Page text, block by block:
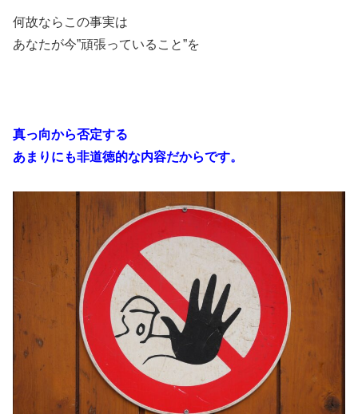
何故ならこの事実は
あなたが今”頑張っていること”を
真っ向から否定する
あまりにも非道徳的な内容だからです。